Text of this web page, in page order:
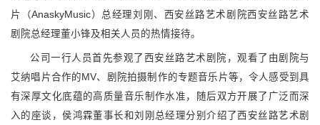
片（AnaskyMusic）总经理刘刚、西安丝路艺术剧院西安丝路艺术
剧院总经理董小锋及相关人员的热情接待。
公司一行人员首先参观了西安丝路艺术剧院，观看了由剧院与
艾纳唱片合作的MV、剧院拍摄制作的专题音乐片等，令人感受到具
有深厚文化底蕴的高质量音乐制作水准，随后双方开展了广泛而深
入的座谈，侯鸿霖董事长和刘刚总经理分别介绍了西安丝路艺术剧